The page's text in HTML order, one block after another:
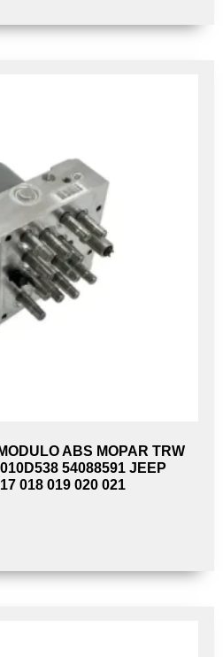
ABS MOPAR TRW
54088591 JEEP
018 019 020 021